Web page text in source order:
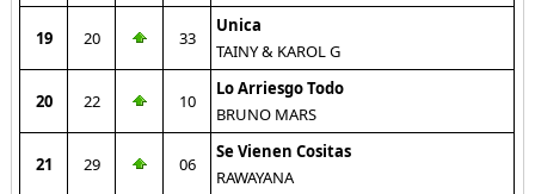
19 20 33
Unica
TAINY & KAROL G
20 22 10
Lo Arriesgo Todo
BRUNO MARS
21 29 06
Se Vienen Cositas
RAWAYANA